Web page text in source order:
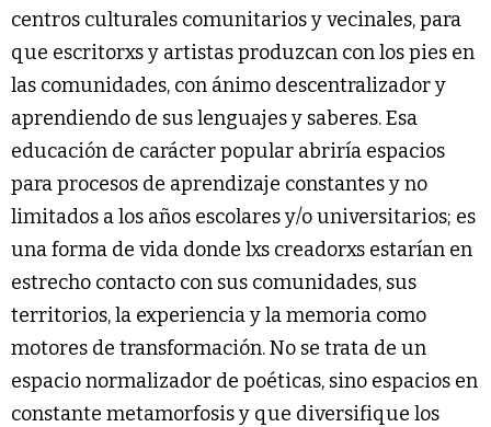
centros culturales comunitarios y vecinales, para
que escritorxs y artistas produzcan con los pies en
las comunidades, con ánimo descentralizador y
aprendiendo de sus lenguajes y saberes. Esa
educación de carácter popular abriría espacios
para procesos de aprendizaje constantes y no
limitados a los años escolares y/o universitarios; es
una forma de vida donde lxs creadorxs estarían en
estrecho contacto con sus comunidades, sus
territorios, la experiencia y la memoria como
motores de transformación. No se trata de un
espacio normalizador de poéticas, sino espacios en
constante metamorfosis y que diversifique los